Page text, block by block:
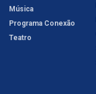
Música
Programa Conexão
Teatro